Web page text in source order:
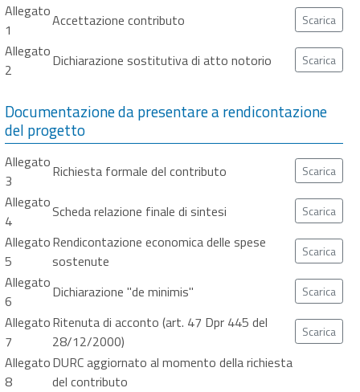
Allegato
1
Accettazione contributo Scarica
Allegato
2
Dichiarazione sostitutiva di atto notorio Scarica
Documentazione da presentare a rendicontazione
del progetto
Allegato
3
Richiesta formale del contributo Scarica
Allegato
4
Scheda relazione finale di sintesi Scarica
Allegato
5
Rendicontazione economica delle spese
sostenute
Scarica
Allegato
6
Dichiarazione "de minimis" Scarica
Allegato
7
Ritenuta di acconto (art. 47 Dpr 445 del
28/12/2000)
Scarica
Allegato
8
DURC aggiornato al momento della richiesta
del contributo